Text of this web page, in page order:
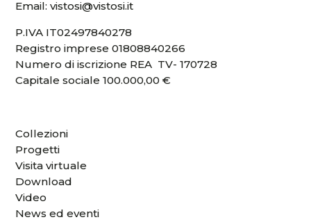
Email:vistosi@vistosi.it
P.IVA IT02497840278
Registro imprese 01808840266
Numero di iscrizione REA TV- 170728
Capitale sociale 100.000,00 €
Collezioni
Progetti
Visita virtuale
Download
Video
News ed eventi